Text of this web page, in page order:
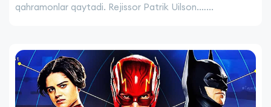
qahramonlar qaytadi. Rejissor Patrik Uilson.…...